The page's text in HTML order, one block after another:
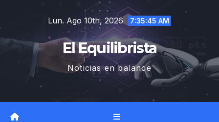
contenido
Lun. Ago 10th, 2026 7:35:46 AM
El Equilibrista
Noticias en balance